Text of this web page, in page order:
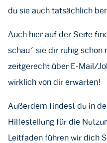
du sie auch tatsächlich
Auch hier auf der Seite
schau´ sie dir ruhig
zeitgerecht über E-Mail/
wirklich von dir erwarten!
Außerdem findest du in
Hilfestellung für die
Leitfaden führen wir dich